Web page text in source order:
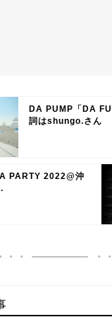
DA PUMP「DA
詞はshungo.さん
PARTY 2022@沖